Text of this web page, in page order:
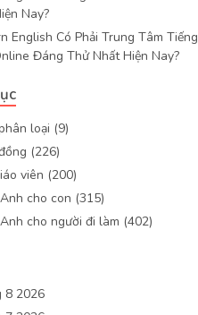
Nay?
English Có Phải Trung Tâm Tiếng
Đáng Thử Nhất Hiện Nay?
loại (9)
(226)
viên (200)
cho con (315)
cho người đi làm (402)
8 2026